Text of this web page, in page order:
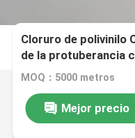
Cloruro de polivinilo
de la protuberancia
pintado/revestido
MOQ：5000 metros
Mejor precio